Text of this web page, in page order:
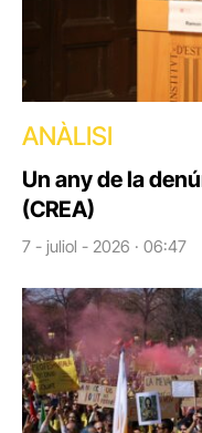
ANÀLISI
Un any de la
(CREA)
7 - juliol - 2026 · 06:47